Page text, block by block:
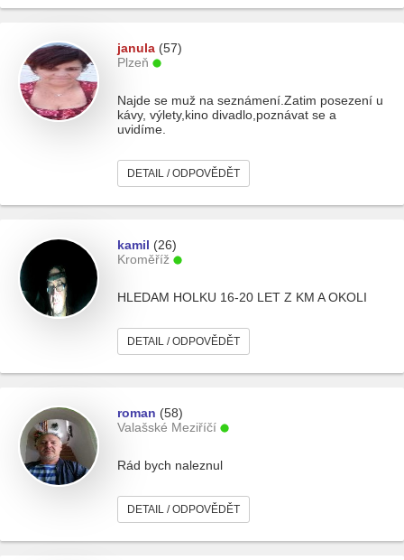
janula (57)
Plzeň
Najde se muž na seznámení.Zatim posezení u
kávy, výlety,kino divadlo,poznávat se a
uvidíme.
DETAIL / ODPOVĚDĚT
kamil (26)
Kroměříž
HLEDAM HOLKU 16-20 LET Z KM A OKOLI
DETAIL / ODPOVĚDĚT
roman (58)
Valašské Meziříčí
Rád bych naleznul
DETAIL / ODPOVĚDĚT